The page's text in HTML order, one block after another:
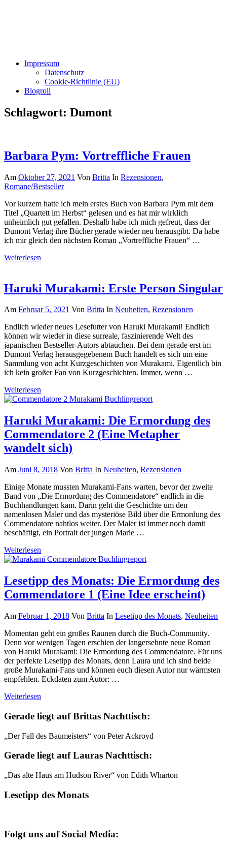
Impressum
Datenschutz
Cookie-Richtlinie (EU)
Blogroll
Schlagwort: Dumont
Barbara Pym: Vortreffliche Frauen
Am Oktober 27, 2021 Von Britta In Rezensionen,
Romane/Bestseller
Vor kurzem hatte ich mein erstes Buch von Barbara Pym mit dem
Titel „Quartett im Herbst“ gelesen und es hat mir wirklich
unheimlich gut gefallen. Deshalb habe ich mich gefreut, dass der
Dumont Verlag ihre Bücher gerade wieder neu herausgibt. Da habe
ich mir gleich den nächsten Roman „Vortreffliche Frauen“ …
Weiterlesen
Haruki Murakami: Erste Person Singular
Am Februar 5, 2021 Von Britta In Neuheiten, Rezensionen
Endlich wieder neues Lesefutter von Haruki Murakami! Endlich
können wir wieder in diese surreale, faszinierende Welt des
japanischen Bestseller-Autors abtauchen. Bei dem gerade erst im
Dumont Verlag herausgegebenem Buch handelt es sich um eine
Sammlung von acht Kurzgeschichten von Murakami. Eigentlich bin
ich kein großer Fan von Kurzgeschichten. Immer, wenn …
Weiterlesen
Haruki Murakami: Die Ermordung des
Commendatore 2 (Eine Metapher
wandelt sich)
Am Juni 8, 2018 Von Britta In Neuheiten, Rezensionen
Einige Monate mussten Murakami-Fans warten, bevor der zweite
Band von „Die Ermordung des Commendatore“ endlich in die
Buchhandlungen kam. Darin geht die Geschichte um den
namenlosen Maler und das mysteriöse Bild über die Ermordung des
Commendatore nahtlos weiter. Der Maler ist immer noch damit
beschäftigt, ein Portrait der jungen Marie …
Weiterlesen
Lesetipp des Monats: Die Ermordung des
Commendatore 1 (Eine Idee erscheint)
Am Februar 1, 2018 Von Britta In Lesetipp des Monats, Neuheiten
Momentan geht ein großes Raunen durch die Buch-Community.
Denn vor wenigen Tagen erschien der langersehnte neue Roman
von Haruki Murakami: Die Ermordung des Commendatore. Für uns
der perfekte Lesetipp des Monats, denn Laura und ich sind beide
große Murakami-Fans und können euch diesen Autor nur wärmsten
empfehlen. Eckdaten zum Autor: …
Weiterlesen
Gerade liegt auf Brittas Nachttisch:
„Der Fall des Baumeisters“ von Peter Ackroyd
Gerade liegt auf Lauras Nachttisch:
„Das alte Haus am Hudson River“ von Edith Wharton
Lesetipp des Monats
Folgt uns auf Social Media: